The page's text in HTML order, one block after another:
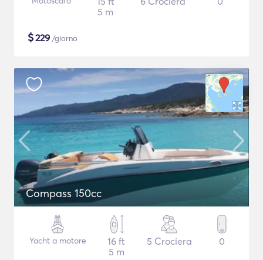
5 m
$229 /giorno
Compass 150cc
Yacht a motore
16 ft
5 m
5 Crociera 0